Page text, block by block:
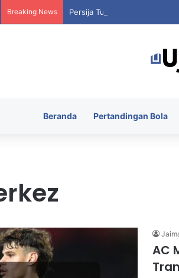
Breaking News Persija Tutup Piala Presiden
Beranda Pertandingan Bola
AC